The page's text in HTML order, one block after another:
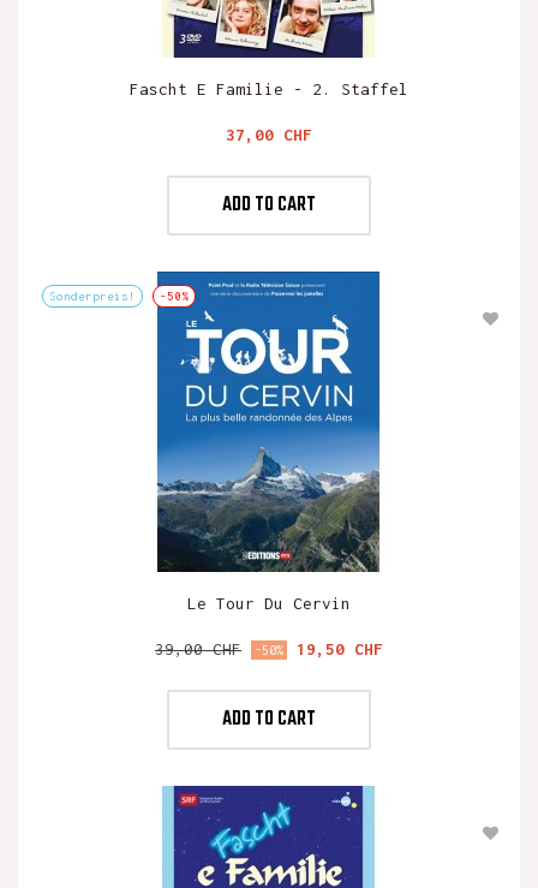
Fascht E Familie - 2. Staffel
Preis
37,00 CHF
ADD TO CART
Sonderpreis! -50%
Le Tour Du Cervin
Verkaufspreis
39,00 CHF -50% Preis
19,50 CHF
ADD TO CART